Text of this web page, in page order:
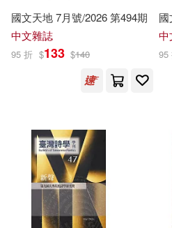
Sinclair(3002)
Nathaniel(2991)
Buzzybeez(2954)
根華編輯部(2951)
河圖文化(2208)
經濟科學出版社(2193)
中國鐵道出版社(2188)
五南(2178)
中國建築工業出版社
國文天地 7月號/2026 第494期
中文雜誌
95 折 $133 $140
中
95